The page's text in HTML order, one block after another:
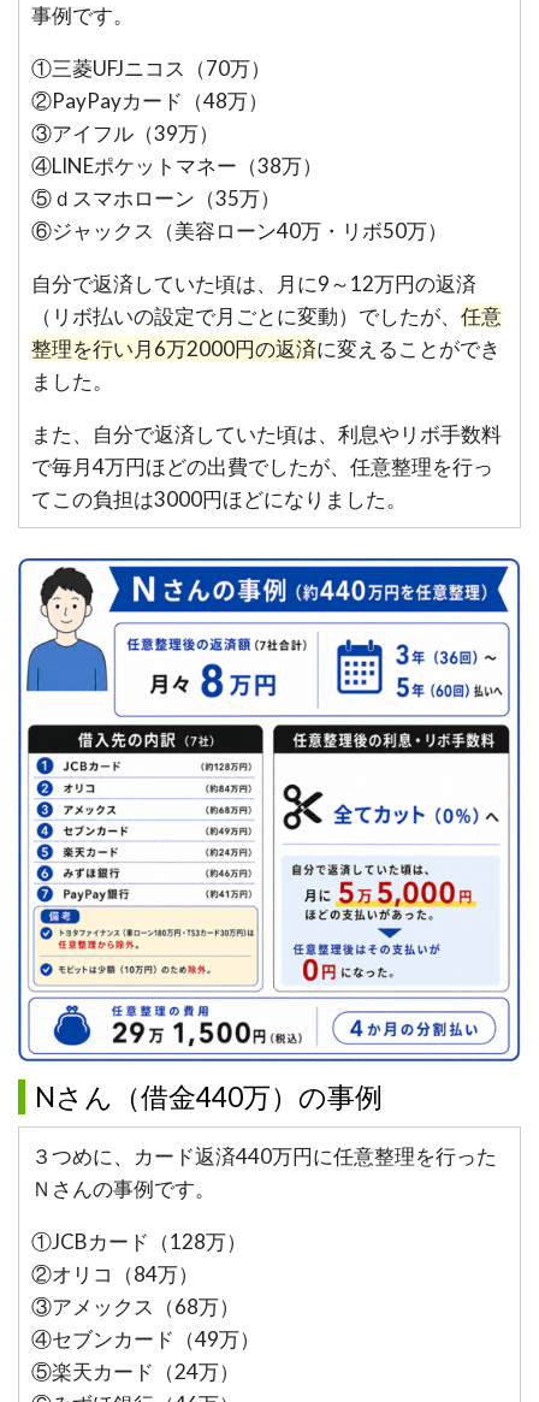
事例です。
①三菱UFJニコス（70万）
②PayPayカード（48万）
③アイフル（39万）
④LINEポケットマネー（38万）
⑤ｄスマホローン（35万）
⑥ジャックス（美容ローン40万・リボ50万）
自分で返済していた頃は、月に9～12万円の返済
（リボ払いの設定で月ごとに変動）でしたが、 任意
整理を行い月6万2000円の返済に変えることができ
ました。
また、自分で返済していた頃は、利息やリボ手数料
で毎月4万円ほどの出費でしたが、任意整理を行っ
てこの負担は3000円ほどになりました。
Nさん（借金440万）の事例
３つめに、カード返済440万円に任意整理を行った
Ｎさんの事例です。
①JCBカード（128万）
②オリコ（84万）
③アメックス（68万）
④セブンカード（49万）
⑤楽天カード（24万）